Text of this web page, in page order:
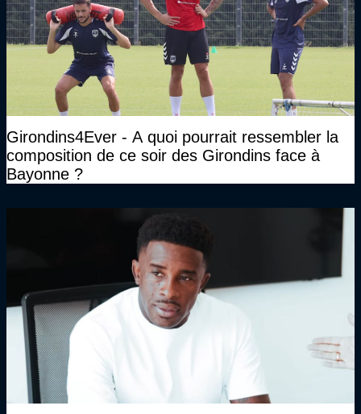
Girondins4Ever - A quoi pourrait ressembler la
composition de ce soir des Girondins face à
Bayonne ?